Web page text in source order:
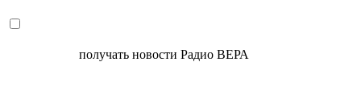
получать новости Радио ВЕРА